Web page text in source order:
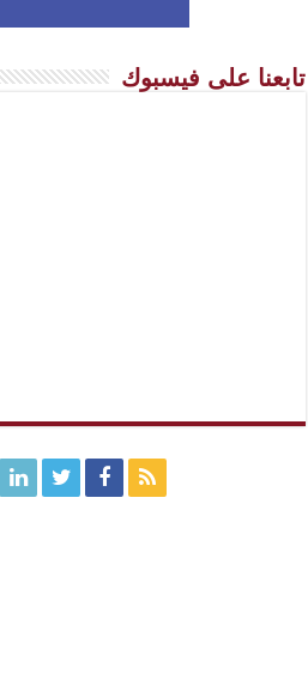
تابعنا على فيسبوك